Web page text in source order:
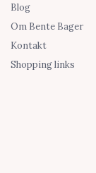
Blog
Om Bente Bager
Kontakt
Shopping links